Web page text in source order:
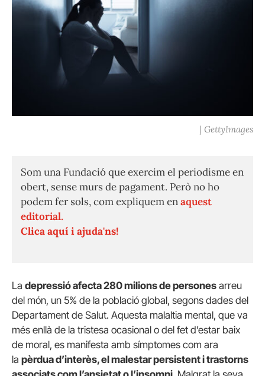
| GettyImages
Som una Fundació que exercim el periodisme en
obert, sense murs de pagament. Però no ho
podem fer sols, com expliquem enaquest
editorial.
Clica aquí i ajuda'ns!
La depressió afecta 280 milions de persones arreu
del món, un 5% de la població global, segons dades del
Departament de Salut. Aquesta malaltia mental, que va
més enllà de la tristesa ocasional o del fet d’estar baix
de moral, es manifesta amb símptomes com ara
la pèrdua d’interès, el malestar persistent i trastorns